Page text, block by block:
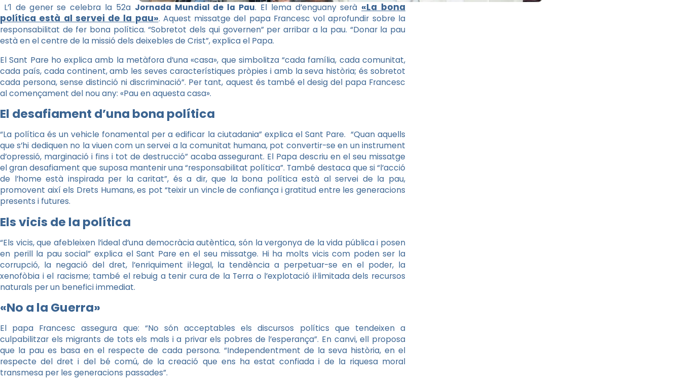
L’1 de gener se celebra la 52a Jornada Mundial de la Pau. El lema d’enguany serà «La bona
política està al servei de la pau». Aquest missatge del papa Francesc vol aprofundir sobre la
responsabilitat de fer bona política. “Sobretot dels qui governen” per arribar a la pau. “Donar la pau
està en el centre de la missió dels deixebles de Crist”, explica el Papa.
El Sant Pare ho explica amb la metàfora d’una «casa», que simbolitza “cada família, cada comunitat,
cada país, cada continent, amb les seves característiques pròpies i amb la seva història; és sobretot
cada persona, sense distinció ni discriminació”. Per tant, aquest és també el desig del papa Francesc
al començament del nou any: «Pau en aquesta casa».
El desafiament d’una bona política
“La política és un vehicle fonamental per a edificar la ciutadania” explica el Sant Pare. “Quan aquells
que s’hi dediquen no la viuen com un servei a la comunitat humana, pot convertir-se en un instrument
d’opressió, marginació i fins i tot de destrucció” acaba assegurant. El Papa descriu en el seu missatge
el gran desafiament que suposa mantenir una “responsabilitat política”. També destaca que si “l’acció
de l’home està inspirada per la caritat”, és a dir, que la bona política està al servei de la pau,
promovent així els Drets Humans, es pot “teixir un vincle de confiança i gratitud entre les generacions
presents i futures.
Els vicis de la política
“Els vicis, que afebleixen l’ideal d’una democràcia autèntica, són la vergonya de la vida pública i posen
en perill la pau social” explica el Sant Pare en el seu missatge. Hi ha molts vicis com poden ser la
corrupció, la negació del dret, l’enriquiment il·legal, la tendència a perpetuar-se en el poder, la
xenofòbia i el racisme; també el rebuig a tenir cura de la Terra o l’explotació il·limitada dels recursos
naturals per un benefici immediat.
«No a la Guerra»
El papa Francesc assegura que: “No són acceptables els discursos polítics que tendeixen a
culpabilitzar els migrants de tots els mals i a privar els pobres de l’esperança”. En canvi, ell proposa
que la pau es basa en el respecte de cada persona. “Independentment de la seva història, en el
respecte del dret i del bé comú, de la creació que ens ha estat confiada i de la riquesa moral
transmesa per les generacions passades”.